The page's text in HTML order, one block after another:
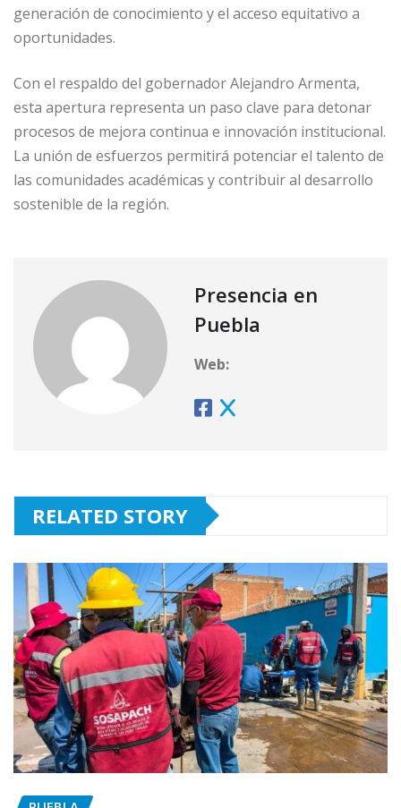
generación de conocimiento y el acceso equitativo a
oportunidades.
Con el respaldo del gobernador Alejandro Armenta,
esta apertura representa un paso clave para detonar
procesos de mejora continua e innovación institucional.
La unión de esfuerzos permitirá potenciar el talento de
las comunidades académicas y contribuir al desarrollo
sostenible de la región.
Presencia en
Puebla
Web:
RELATED STORY